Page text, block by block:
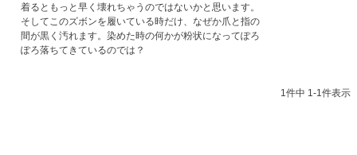
着るともっと早く壊れちゃうのではないかと思います。
そしてこのズボンを履いている時だけ、なぜか爪と指の
間が黒く汚れます。染めた時の何かが粉状になってぽろ
ぽろ落ちてきているのでは？
1件中 1-1件表示